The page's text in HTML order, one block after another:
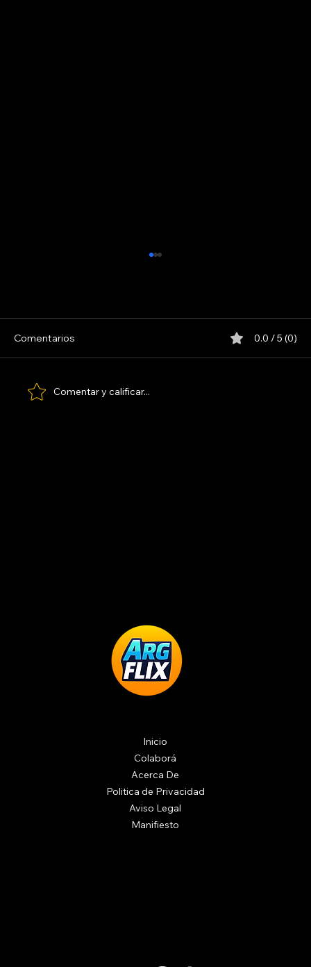
INDIO SOLARI
Comentarios 0.0 / 5 (0)
Comentar y calificar...
Inicio
Colaborá
Acerca De
Politica de Privacidad
Aviso Legal
Manifiesto